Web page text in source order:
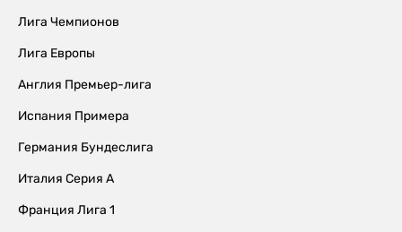
Лига Чемпионов
Лига Европы
Англия Премьер-лига
Испания Примера
Германия Бундеслига
Италия Серия А
Франция Лига 1